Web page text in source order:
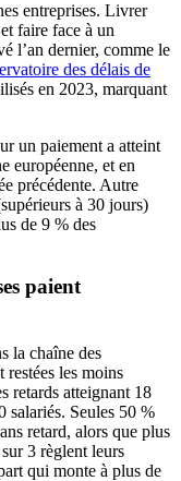
entreprises. Livrer
faire face à un
l’an dernier, comme le
des délais de
en 2023, marquant
un paiement a atteint
européenne, et en
précédente. Autre
à 30 jours)
de 9 % des
paient
la chaîne des
restées les moins
retards atteignant 18
salariés. Seules 50 %
retard, alors que plus
3 règlent leurs
qui monte à plus de